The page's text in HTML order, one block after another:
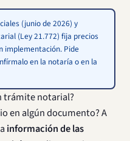
(junio de 2026) y
(Ley 21.772) fija precios
implementación. Pide
en la notaría o en la
trámite notarial?
en algún documento? A
información de las